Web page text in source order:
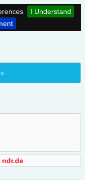
I Understand